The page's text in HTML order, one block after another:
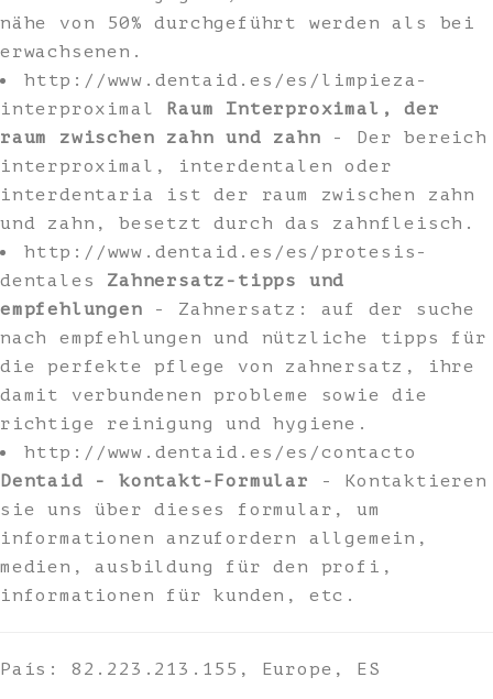
nähe von 50% durchgeführt werden als bei
erwachsenen.
http://www.dentaid.es/es/limpieza-
interproximal Raum Interproximal, der
raum zwischen zahn und zahn - Der bereich
interproximal, interdentalen oder
interdentaria ist der raum zwischen zahn
und zahn, besetzt durch das zahnfleisch.
http://www.dentaid.es/es/protesis-
dentales Zahnersatz-tipps und
empfehlungen - Zahnersatz: auf der suche
nach empfehlungen und nützliche tipps für
die perfekte pflege von zahnersatz, ihre
damit verbundenen probleme sowie die
richtige reinigung und hygiene.
http://www.dentaid.es/es/contacto
Dentaid - kontakt-Formular
- Kontaktieren
sie uns über dieses formular, um
informationen anzufordern allgemein,
medien, ausbildung für den profi,
informationen für kunden, etc.
País: 82.223.213.155, Europe, ES